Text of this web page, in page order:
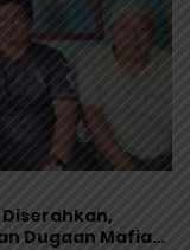
Dugaan Mafia